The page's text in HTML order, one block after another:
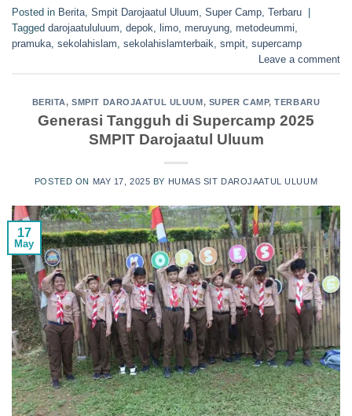
Posted in Berita Smpit Darojaatul Uluum Super Camp Terbaru |
Tagged darojaatululuum depok limo meruyung metodeummi
pramuka sekolahislam sekolahislamterbaik smpit supercamp
Leave a comment
BERITA,SMPIT DAROJAATUL ULUUM , SUPER CAMP,TERBARU
Generasi Tangguh di Supercamp 2025
SMPIT Darojaatul Uluum
POSTED ON MAY 17, 2025 BY HUMAS SIT DAROJAATUL ULUUM
17
May